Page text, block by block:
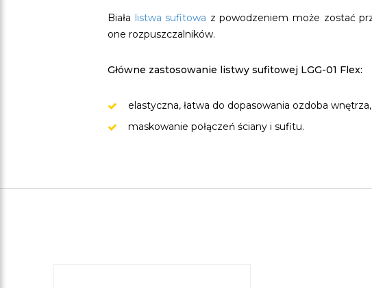
Biała listwa sufitowa z powodzeniem może zostać
one rozpuszczalników.
Główne zastosowanie listwy sufitowej LGG-01 Flex:
elastyczna, łatwa do dopasowania ozdoba wnętrza,
maskowanie połączeń ściany i sufitu.